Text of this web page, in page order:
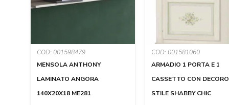
COD: 001598479
MENSOLA ANTHONY
LAMINATO ANGORA
140X20X18 ME281
COD: 001581060
ARMADIO 1 PORTA E 1
CASSETTO CON
STILE SHABBY CHIC